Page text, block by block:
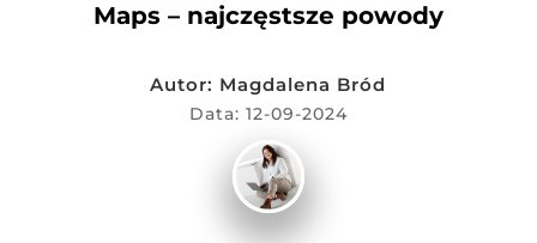
Maps – najczęstsze powody
Autor: Magdalena Bród
Data: 12-09-2024